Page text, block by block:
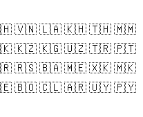
🇻🇳 🇱🇦 🇰🇭 🇹🇭 🇲🇲
🇰🇿 🇰🇬 🇺🇿 🇹🇷 🇵🇹
🇷🇸 🇧🇦 🇲🇪 🇽🇰 🇲🇰
🇧🇴 🇨🇱 🇦🇷 🇺🇾 🇵🇾